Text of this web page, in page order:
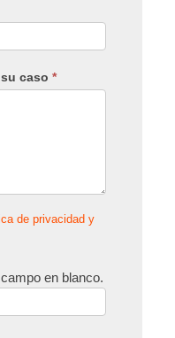
su caso*
de privacidad y
en blanco.